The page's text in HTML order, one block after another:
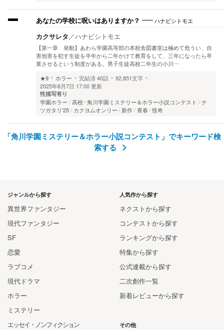
あなたの学校に呪いはありますか？ ハナビシトモエ
カクサレタ ／ハナビシトモエ
【第一章 発動】あわら学園高等部の本校舎図書室は極めて危うい、自
害他害を犯す生徒を半年から二年かけて教育をして、三年になったら卒
業させるという制度がある。男子生徒高校二年生の小川…
★9
ホラー 完結済40話
92,851文字
2025年8月7日 17:00 更新
性描写有り
学園ホラー 高校 角川学園ミステリー＆ホラー小説コンテスト
ナ
ツガタリ'25
カクヨムオンリー 新作 青春 怪奇
「角川学園ミステリー＆ホラー小説コンテスト」でキーワード検
索する
人気作から探す
ネクストから探す
コンテストから探す
ランキングから探す
特集から探す
公式連載から探す
二次創作一覧
新着レビューから探す
ジャンルから探す
異世界ファンタジー
現代ファンタジー
SF
恋愛
ラブコメ
現代ドラマ
ホラー
ミステリー
エッセイ・ノンフィクション
その他